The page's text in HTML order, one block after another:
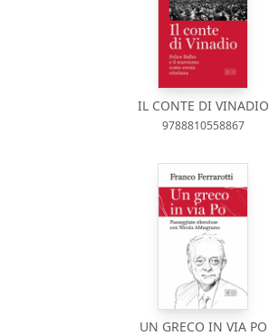
IL CONTE DI VINADIO
9788810558867
UN GRECO IN VIA PO